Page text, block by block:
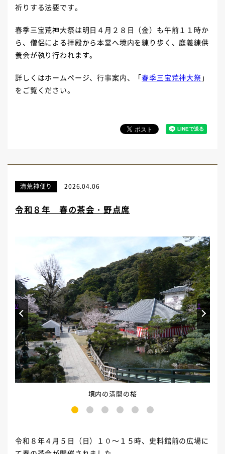
祈りする法要です。
春季三宝荒神大祭は明日４月２８日（金）も午前１１時か
ら、僧侶による拝殿から本堂へ境内を練り歩く、庭義練供
養会が執り行われます。
詳しくはホームページ、行事案内、「春季三宝荒神大祭 」
をご覧ください。
清荒神便り 2026.04.06
令和８年 春の茶会・野点席
境内の満開の桜
3 4 5 6
Prev Next
令和８年４月５日（日）１０～１５時、史料館前の広場に